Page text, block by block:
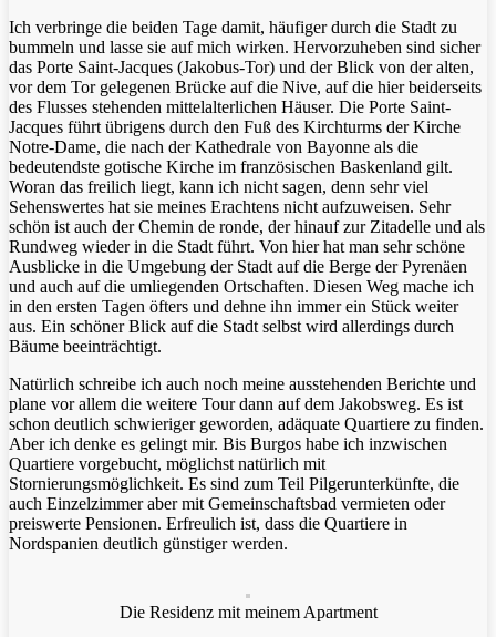
Ich verbringe die beiden Tage damit, häufiger durch die Stadt zu
bummeln und lasse sie auf mich wirken. Hervorzuheben sind sicher
das Porte Saint-Jacques (Jakobus-Tor) und der Blick von der alten,
vor dem Tor gelegenen Brücke auf die Nive, auf die hier beiderseits
des Flusses stehenden mittelalterlichen Häuser. Die Porte Saint-
Jacques führt übrigens durch den Fuß des Kirchturms der Kirche
Notre-Dame, die nach der Kathedrale von Bayonne als die
bedeutendste gotische Kirche im französischen Baskenland gilt.
Woran das freilich liegt, kann ich nicht sagen, denn sehr viel
Sehenswertes hat sie meines Erachtens nicht aufzuweisen. Sehr
schön ist auch der Chemin de ronde, der hinauf zur Zitadelle und als
Rundweg wieder in die Stadt führt. Von hier hat man sehr schöne
Ausblicke in die Umgebung der Stadt auf die Berge der Pyrenäen
und auch auf die umliegenden Ortschaften. Diesen Weg mache ich
in den ersten Tagen öfters und dehne ihn immer ein Stück weiter
aus. Ein schöner Blick auf die Stadt selbst wird allerdings durch
Bäume beeinträchtigt.
Natürlich schreibe ich auch noch meine ausstehenden Berichte und
plane vor allem die weitere Tour dann auf dem Jakobsweg. Es ist
schon deutlich schwieriger geworden, adäquate Quartiere zu finden.
Aber ich denke es gelingt mir. Bis Burgos habe ich inzwischen
Quartiere vorgebucht, möglichst natürlich mit
Stornierungsmöglichkeit. Es sind zum Teil Pilgerunterkünfte, die
auch Einzelzimmer aber mit Gemeinschaftsbad vermieten oder
preiswerte Pensionen. Erfreulich ist, dass die Quartiere in
Nordspanien deutlich günstiger werden.
Die Residenz mit meinem Apartment